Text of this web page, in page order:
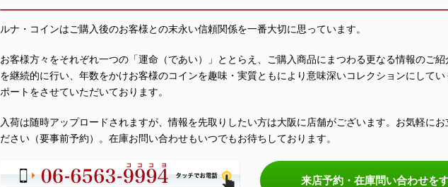
ルナ・コインはご購入後のお客様との末永い信頼関係を一番大切に思っています。
お客様方々をそれぞれ一つの「運命（であい）」ととらえ、ご購入商品にまつわる更なる情報のご紹
を継続的に行い、年数をかけお客様のコインを趣味・実質ともにより意味深いコレクションにしてい
ポートをさせていただいております。
入荷は随時アップロードされますが、情報を先取りしたい方は大阪に店舗がございます。お気軽にお
ださい（要事前予約）。在庫お問い合わせもいつでもお待ちしております。
来店予約・在庫問い合わせを